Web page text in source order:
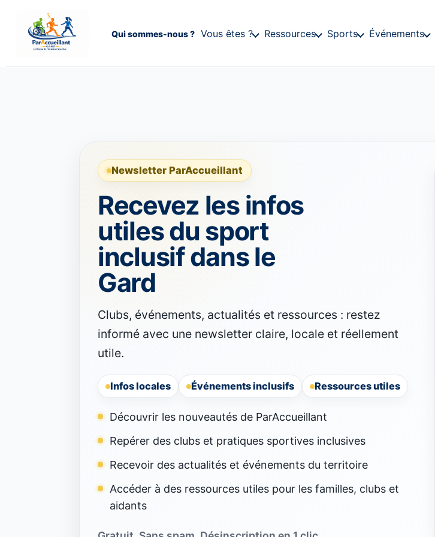
Qui sommes-nous ? Vous êtes ? Ressources Sports Événements
Newsletter ParAccueillant
Recevez les infos
utiles du sport
inclusif dans le
Gard
Clubs, événements, actualités et ressources : restez
informé avec une newsletter claire, locale et réellement
utile.
Infos locales Événements inclusifs Ressources utiles
Découvrir les nouveautés de ParAccueillant
Repérer des clubs et pratiques sportives inclusives
Recevoir des actualités et événements du territoire
Accéder à des ressources utiles pour les familles, clubs et
aidants